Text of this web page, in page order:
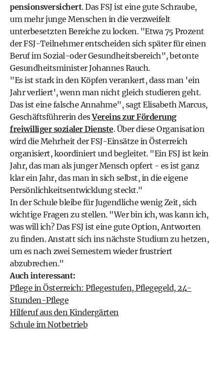
pensionsversichert. Das FSJ ist eine gute Schraube,
um mehr junge Menschen in die verzweifelt
unterbesetzten Bereiche zu locken. "Etwa 75 Prozent
der FSJ-Teilnehmer entscheiden sich später für einen
Beruf im Sozial-oder Gesundheitsbereich", betonte
Gesundheitsminister Johannes Rauch.
"Es ist stark in den Köpfen verankert, dass man 'ein
Jahr verliert', wenn man nicht gleich studieren geht.
Das ist eine falsche Annahme", sagt Elisabeth Marcus,
Geschäftsführerin desVereins zur Förderung
freiwilliger sozialer Dienste. Über diese Organisation
wird die Mehrheit der FSJ-Einsätze in Österreich
organisiert, koordiniert und begleitet. "Ein FSJ ist kein
Jahr, das man als junger Mensch opfert - es ist ganz
klar ein Jahr, das man in sich selbst, in die eigene
Persönlichkeitsentwicklung steckt."
In der Schule bleibe für Jugendliche wenig Zeit, sich
wichtige Fragen zu stellen. "Wer bin ich, was kann ich,
was will ich? Das FSJ ist eine gute Option, Antworten
zu finden. Anstatt sich ins nächste Studium zu hetzen,
um es nach zwei Semestern wieder frustriert
abzubrechen."
Auch interessant:
Pflege in Österreich: Pflegestufen, Pflegegeld, 24-
Stunden-Pflege
Hilferuf aus den Kindergärten
Schule im Notbetrieb